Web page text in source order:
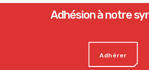
Adhésion à notre
Adhérer